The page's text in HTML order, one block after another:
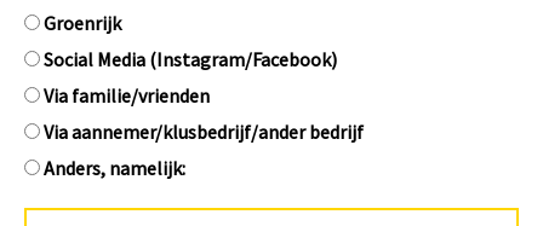
Groenrijk
Social Media (Instagram/Facebook)
Via familie/vrienden
Via aannemer/klusbedrijf/ander bedrijf
Anders, namelijk: